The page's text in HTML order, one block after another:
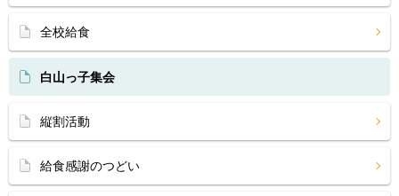
全校給食
白山っ子集会
縦割活動
給食感謝のつどい